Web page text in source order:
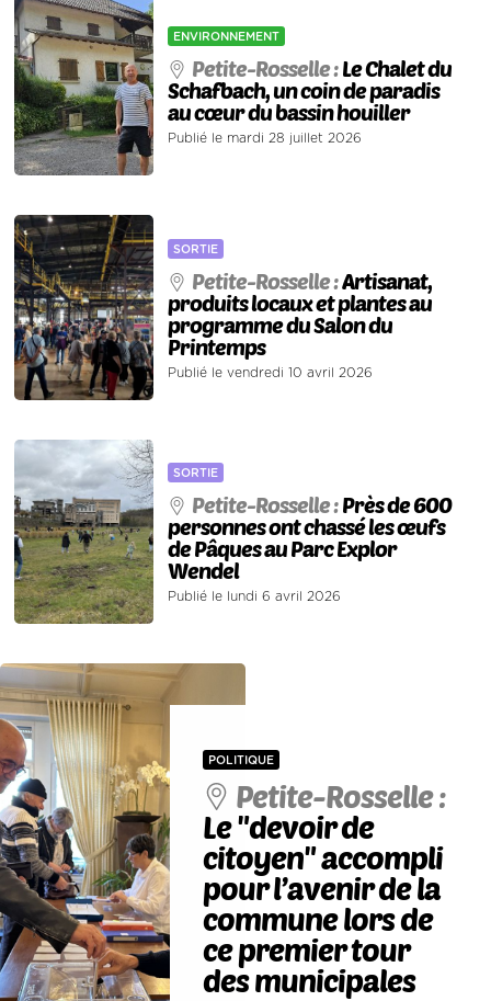
ENVIRONNEMENT
Petite-Rosselle :Le Chalet du
Schafbach, un coin de paradis
au cœur du bassin houiller
Publié le mardi 28 juillet 2026
SORTIE
Petite-Rosselle :Artisanat,
produits locaux et plantes au
programme du Salon du
Printemps
Publié le vendredi 10 avril 2026
SORTIE
Petite-Rosselle :Près de 600
personnes ont chassé les œufs
de Pâques au Parc Explor
Wendel
Publié le lundi 6 avril 2026
POLITIQUE
Petite-Rosselle :
Le "devoir de
citoyen" accompli
pour l’avenir de la
commune lors de
ce premier tour
des municipales